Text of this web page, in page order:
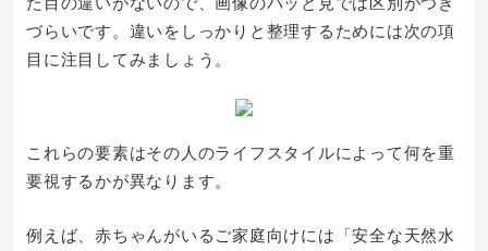
づらいです。違いをしっかりと整理するためには次の項
目に注目してみましょう。
これらの要素はその人のライフスタイルによって何を重
要視するかが異なります。
例えば、赤ちゃんがいるご家庭向けには「安全な天然水